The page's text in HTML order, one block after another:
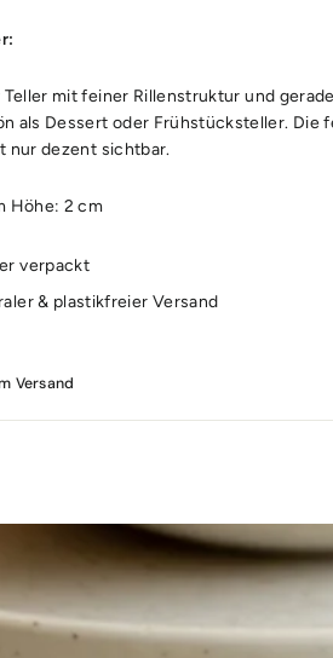
mit feiner Rillenstruktur und
als Dessert oder Frühstücksteller. Die
nur dezent sichtbar.
Höhe: 2 cm
verpackt
& plastikfreier Versand
Versand